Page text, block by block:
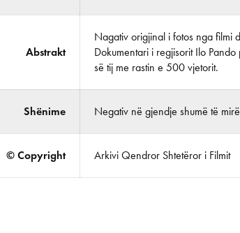
Abstrakt
Nagativ origjinal i fotos nga filmi
Dokumentari i regjisorit Ilo
së tij me rastin e 500 vjetorit.
Shënime Negativ në gjendje shumë të
© Copyright Arkivi Qendror Shtetëror i Filmit